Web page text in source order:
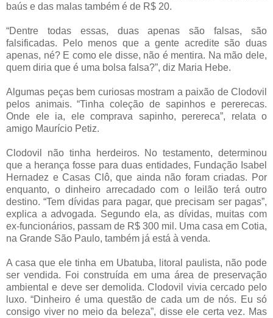
baús e das malas também é de R$ 20.
“Dentre todas essas, duas apenas são falsas, são
falsificadas. Pelo menos que a gente acredite são duas
apenas, né? E como ele disse, não é mentira. Na mão dele,
quem diria que é uma bolsa falsa?”, diz Maria Hebe.
Algumas peças bem curiosas mostram a paixão de Clodovil
pelos animais. “Tinha coleção de sapinhos e pererecas.
Onde ele ia, ele comprava sapinho, perereca”, relata o
amigo Maurício Petiz.
Clodovil não tinha herdeiros. No testamento, determinou
que a herança fosse para duas entidades, Fundação Isabel
Hernadez e Casas Clô, que ainda não foram criadas. Por
enquanto, o dinheiro arrecadado com o leilão terá outro
destino. “Tem dívidas para pagar, que precisam ser pagas”,
explica a advogada. Segundo ela, as dívidas, muitas com
ex-funcionários, passam de R$ 300 mil. Uma casa em Cotia,
na Grande São Paulo, também já está à venda.
A casa que ele tinha em Ubatuba, litoral paulista, não pode
ser vendida. Foi construída em uma área de preservação
ambiental e deve ser demolida. Clodovil vivia cercado pelo
luxo. “Dinheiro é uma questão de cada um de nós. Eu só
consigo viver no meio da beleza”, disse ele certa vez. Mas